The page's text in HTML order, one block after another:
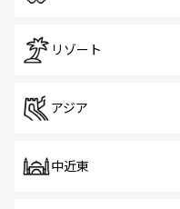
リゾート
アジア
中近東